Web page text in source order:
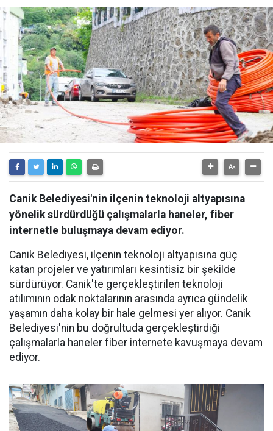
Canik Belediyesi'nin ilçenin teknoloji altyapısına
yönelik sürdürdüğü çalışmalarla haneler, fiber
internetle buluşmaya devam ediyor.
Canik Belediyesi, ilçenin teknoloji altyapısına güç
katan projeler ve yatırımları kesintisiz bir şekilde
sürdürüyor. Canik'te gerçekleştirilen teknoloji
atılımının odak noktalarının arasında ayrıca gündelik
yaşamın daha kolay bir hale gelmesi yer alıyor. Canik
Belediyesi'nin bu doğrultuda gerçekleştirdiği
çalışmalarla haneler fiber internete kavuşmaya devam
ediyor.